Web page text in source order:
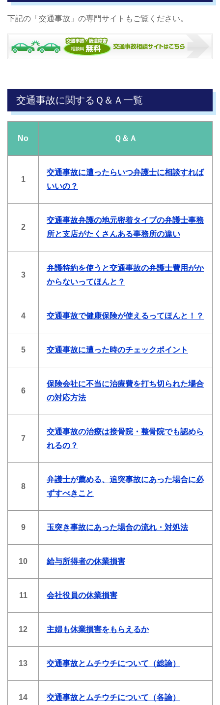
下記の「交通事故」の専門サイトもご覧ください。
交通事故に関するＱ＆Ａ一覧
No Ｑ＆Ａ
1
交通事故に遭ったらいつ弁護士に相談すれば
いいの？
2
交通事故弁護の地元密着タイプの弁護士事務
所と支店がたくさんある事務所の違い
3
弁護特約を使うと交通事故の弁護士費用がか
からないってほんと？
4 交通事故で健康保険が使えるってほんと！？
5 交通事故に遭った時のチェックポイント
6
保険会社に不当に治療費を打ち切られた場合
の対応方法
7
交通事故の治療は接骨院・整骨院でも認めら
れるの？
8
弁護士が薦める、追突事故にあった場合に必
ずすべきこと
9 玉突き事故にあった場合の流れ・対処法
10 給与所得者の休業損害
11 会社役員の休業損害
12 主婦も休業損害をもらえるか
13 交通事故とムチウチについて（総論）
14 交通事故とムチウチについて（各論）